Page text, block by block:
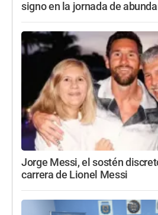
signo en la jornada de
Jorge Messi, el sostén
carrera de Lionel Messi